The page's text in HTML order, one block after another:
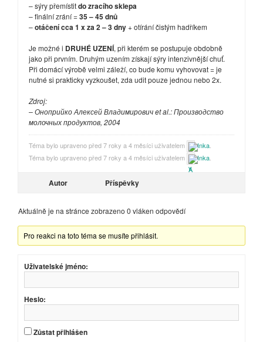
– sýry přemístitdo zracího sklepa
– finální zrání =35 – 45 dnů
–otáčení cca 1 x za 2 – 3 dny+ otírání čistým hadříkem
Je možné i DRUHÉ UZENÍ, při kterém se postupuje obdobně
jako při prvním. Druhým uzením získají sýry intenzivnější chuť.
Při domácí výrobě velmi záleží, co bude komu vyhovovat = je
nutné si prakticky vyzkoušet, zda udit pouze jednou nebo 2x.
Zdroj:
– Оноприйко Алексей Владимирович et al.: Производство
молочных продуктов, 2004
Téma bylo upraveno před 7 roky a 4 měsíci uživatelem Inka
Téma bylo upraveno před 7 roky a 4 měsíci uživatelem
Inka
Autor Příspěvky
Aktuálně je na stránce zobrazeno 0 vláken odpovědí
Pro reakci na toto téma se musíte přihlásit.
Uživatelské jméno:
Heslo:
Zůstat přihlášen